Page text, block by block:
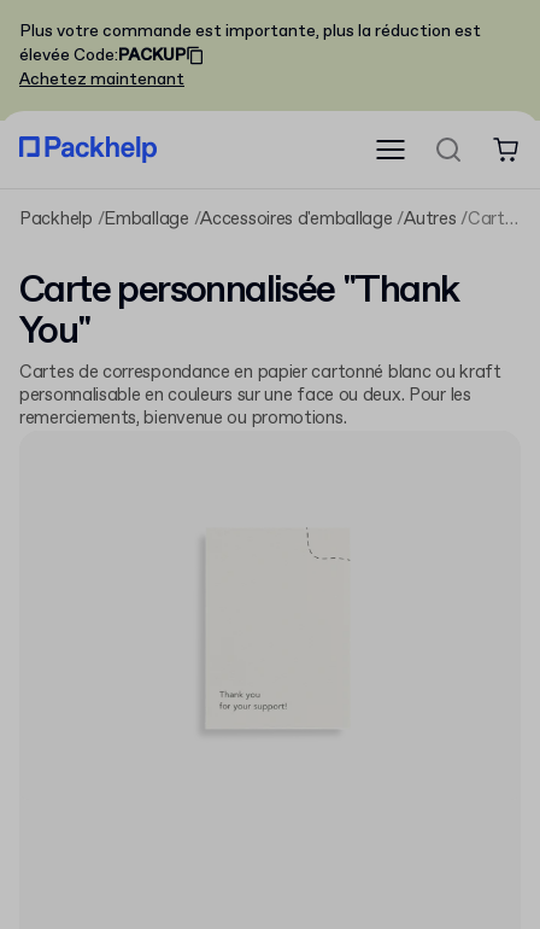
Plus votre commande est importante, plus la réduction est
élevée Code:PACKUP
Achetez maintenant
Packhelp Emballage Accessoires d'emballage Autres Carte personnalisée "Thank You"
Carte personnalisée "Thank
You"
Cartes de correspondance en papier cartonné blanc ou kraft
personnalisable en couleurs sur une face ou deux. Pour les
remerciements, bienvenue ou promotions.